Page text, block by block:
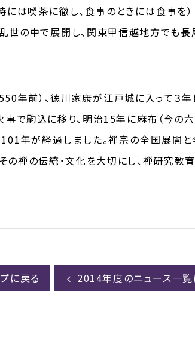
には喫茶に徹し、食事のときには食事
の中で展開し、関東甲信越地方でも長
年前）、徳川家康が江戸城に入って３
事で駒込に移り、明治15年に麻布（今
101年が経過しました。禅宗の全国展
禅の伝統・文化を大切にし、禅研究教
に戻る 2014年度のニュース一覧